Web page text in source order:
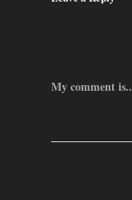
My comment is..